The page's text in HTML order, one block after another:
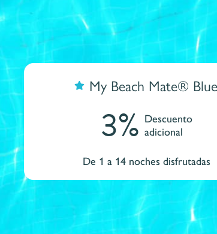
My Beach Mate® Blue
3% Descuento
adicional
De 1 a 14 noches disfrutadas